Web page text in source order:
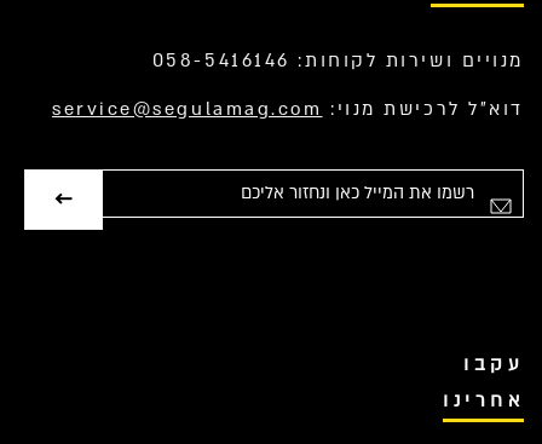
מנויים ושירות לקוחות: 058-5416146
דוא”ל לרכישת מנוי: service@segulamag.com
עקבו
אחרינו